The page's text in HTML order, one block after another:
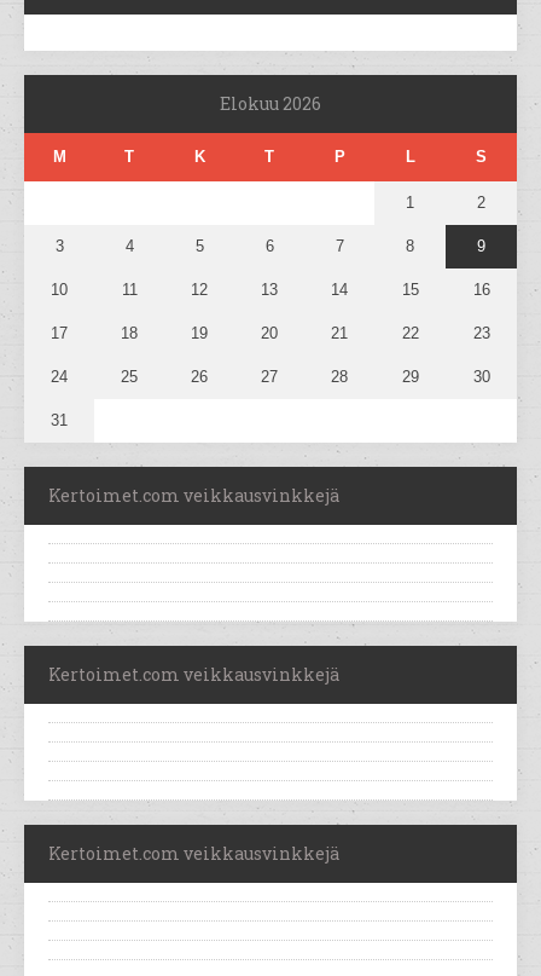
Elokuu 2026
M T K T P L S
1 2
3 4 5 6 7 8 9
10 11 12 13 14 15 16
17 18 19 20 21 22 23
24 25 26 27 28 29 30
31
Kertoimet.com veikkausvinkkejä
Kertoimet.com veikkausvinkkejä
Kertoimet.com veikkausvinkkejä